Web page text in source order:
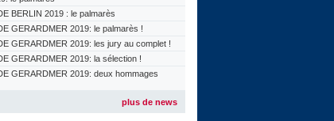
BERLIN 2019 : le palmarès
GERARDMER 2019: le palmarès !
GERARDMER 2019: les jury au complet !
GERARDMER 2019: la sélection !
GERARDMER 2019: deux hommages
plus de news